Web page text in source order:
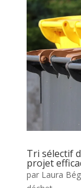
Tri sélectif
projet
par Laura